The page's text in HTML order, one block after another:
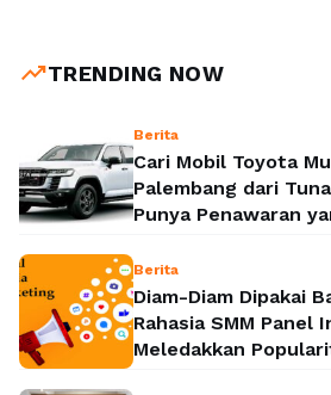
Selengkapnya
trending_upTRENDING NOW
Berita
Cari Mobil Toyota
Palembang dari
Punya Penawaran
Berita
Diam-Diam Dipakai
Rahasia SMM Panel
Meledakkan